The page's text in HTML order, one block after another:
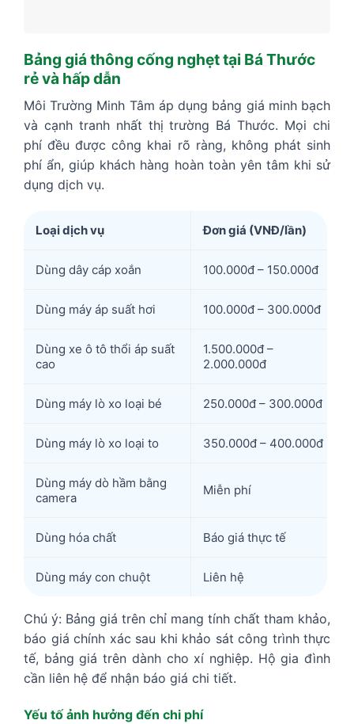
Bảng giá thông cống nghẹt tại Bá Thước
rẻ và hấp dẫn
Môi Trường Minh Tâm áp dụng bảng giá minh bạch
và cạnh tranh nhất thị trường Bá Thước. Mọi chi
phí đều được công khai rõ ràng, không phát sinh
phí ẩn, giúp khách hàng hoàn toàn yên tâm khi sử
dụng dịch vụ.
Loại dịch vụ Đơn giá (VNĐ/lần)
Dùng dây cáp xoắn 100.000đ – 150.000đ
Dùng máy áp suất hơi 100.000đ – 300.000đ
Dùng xe ô tô thổi áp suất
cao
1.500.000đ –
2.000.000đ
Dùng máy lò xo loại bé 250.000đ – 300.000đ
Dùng máy lò xo loại to 350.000đ – 400.000đ
Dùng máy dò hầm bằng
camera
Miễn phí
Dùng hóa chất Báo giá thực tế
Dùng máy con chuột Liên hệ
Chú ý: Bảng giá trên chỉ mang tính chất tham khảo,
báo giá chính xác sau khi khảo sát công trình thực
tế, bảng giá trên dành cho xí nghiệp. Hộ gia đình
cần liên hệ để nhận báo giá chi tiết.
Yếu tố ảnh hưởng đến chi phí